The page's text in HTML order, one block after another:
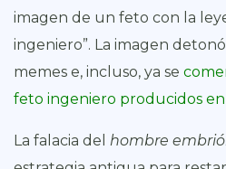
imagen de un feto con la
ingeniero”. La imagen
memes e, incluso, ya se
feto ingeniero producidos
La falacia del hombre